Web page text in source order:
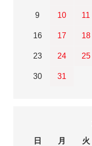
9 10 11
16 17 18
23 24 25
30 31
日
月 火